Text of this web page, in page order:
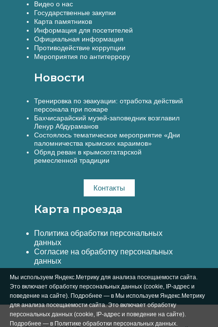
Видео о нас
Государственные закупки
Карта памятников
Информация для посетителей
Официальная информация
Противодействие коррупции
Мероприятия по антитеррору
Новости
Тренировка по эвакуации: отработка действий
персонала при пожаре
Бахчисарайский музей-заповедник возглавил
Ленур Абдураманов
Состоялось тематическое мероприятие «Дни
паломничества крымских караимов»
Обряд реван в крымскотатарской
ремесленной традиции
Контакты
Карта проезда
Политика обработки персональных
данных
Согласие на обработку персональных
данных
Мы используем Яндекс.Метрику для анализа посещаемости сайта.
Это включает обработку персональных данных (cookie, IP-адрес и
поведение на сайте). Подробнее — в Мы используем Яндекс.Метрику
для анализа посещаемости сайта. Это включает обработку
персональных данных (cookie, IP-адрес и поведение на сайте).
Подробнее — в Политике обработки персональных данных.